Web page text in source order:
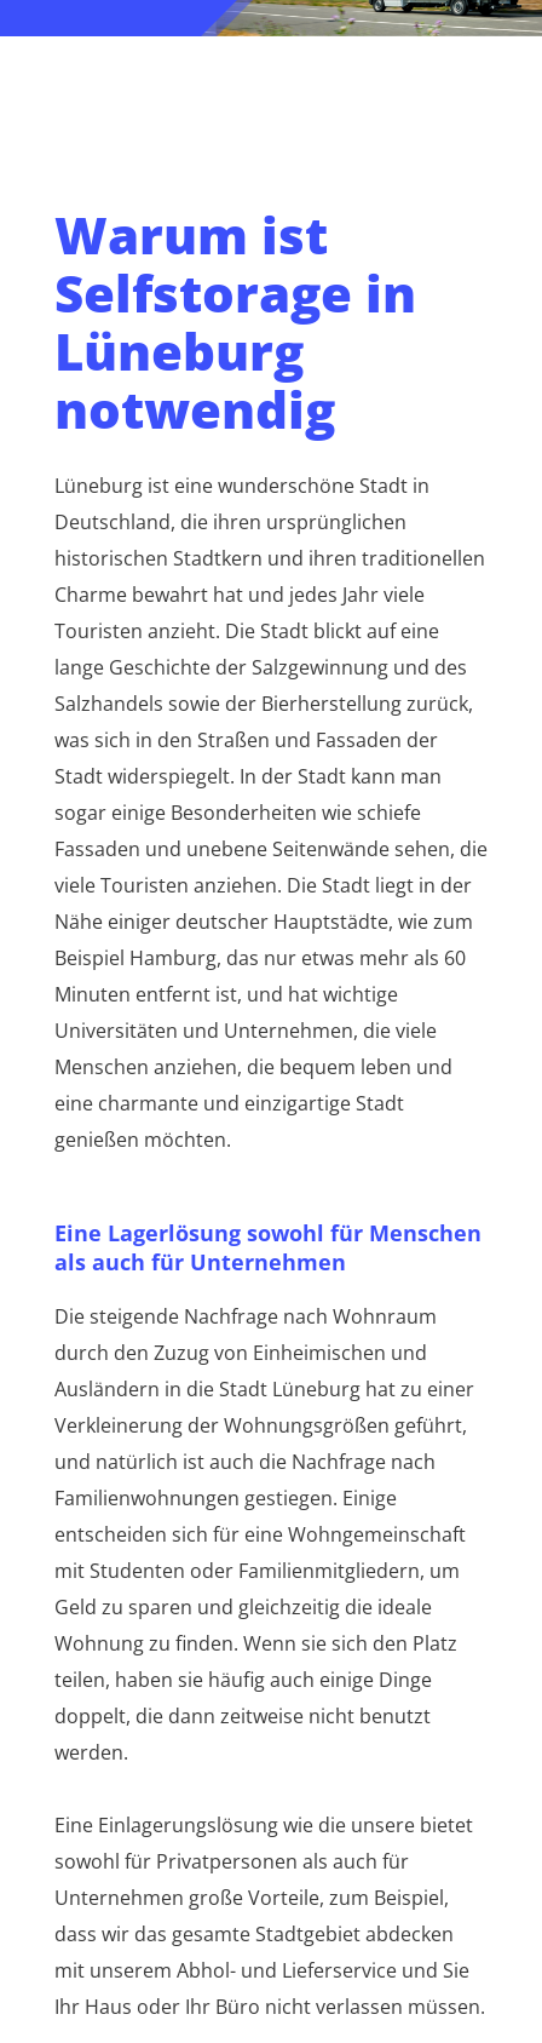
Warum ist
Selfstorage in
Lüneburg
notwendig
Lüneburg ist eine wunderschöne Stadt in
Deutschland, die ihren ursprünglichen
historischen Stadtkern und ihren traditionellen
Charme bewahrt hat und jedes Jahr viele
Touristen anzieht. Die Stadt blickt auf eine
lange Geschichte der Salzgewinnung und des
Salzhandels sowie der Bierherstellung zurück,
was sich in den Straßen und Fassaden der
Stadt widerspiegelt. In der Stadt kann man
sogar einige Besonderheiten wie schiefe
Fassaden und unebene Seitenwände sehen, die
viele Touristen anziehen. Die Stadt liegt in der
Nähe einiger deutscher Hauptstädte, wie zum
Beispiel Hamburg, das nur etwas mehr als 60
Minuten entfernt ist, und hat wichtige
Universitäten und Unternehmen, die viele
Menschen anziehen, die bequem leben und
eine charmante und einzigartige Stadt
genießen möchten.
Eine Lagerlösung sowohl für Menschen
als auch für Unternehmen
Die steigende Nachfrage nach Wohnraum
durch den Zuzug von Einheimischen und
Ausländern in die Stadt Lüneburg hat zu einer
Verkleinerung der Wohnungsgrößen geführt,
und natürlich ist auch die Nachfrage nach
Familienwohnungen gestiegen. Einige
entscheiden sich für eine Wohngemeinschaft
mit Studenten oder Familienmitgliedern, um
Geld zu sparen und gleichzeitig die ideale
Wohnung zu finden. Wenn sie sich den Platz
teilen, haben sie häufig auch einige Dinge
doppelt, die dann zeitweise nicht benutzt
werden.
Eine Einlagerungslösung wie die unsere bietet
sowohl für Privatpersonen als auch für
Unternehmen große Vorteile, zum Beispiel,
dass wir das gesamte Stadtgebiet abdecken
mit unserem Abhol- und Lieferservice und Sie
Ihr Haus oder Ihr Büro nicht verlassen müssen.